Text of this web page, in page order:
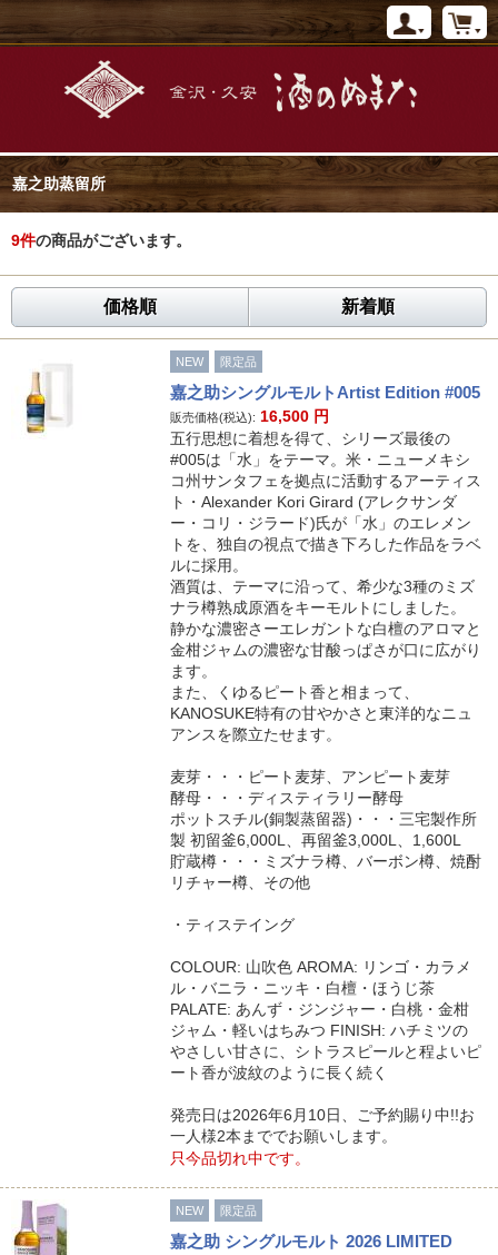
嘉之助蒸留所
9件の商品がございます。
価格順 新着順
NEW 限定品
嘉之助シングルモルトArtist Edition #005
販売価格(税込): 16,500 円
五行思想に着想を得て、シリーズ最後の
#005は「水」をテーマ。米・ニューメキシ
コ州サンタフェを拠点に活動するアーティス
ト・Alexander Kori Girard (アレクサンダ
ー・コリ・ジラード)氏が「水」のエレメン
トを、独自の視点で描き下ろした作品をラベ
ルに採用。
酒質は、テーマに沿って、希少な3種のミズ
ナラ樽熟成原酒をキーモルトにしました。
静かな濃密さーエレガントな白檀のアロマと
金柑ジャムの濃密な甘酸っぱさが口に広がり
ます。
また、くゆるピート香と相まって、
KANOSUKE特有の甘やかさと東洋的なニュ
アンスを際立たせます。
麦芽・・・ピート麦芽、アンピート麦芽
酵母・・・ディスティラリー酵母
ポットスチル(銅製蒸留器)・・・三宅製作所
製 初留釜6,000L、再留釜3,000L、1,600L
貯蔵樽・・・ミズナラ樽、バーボン樽、焼酎
リチャー樽、その他
・ティステイング
COLOUR: 山吹色 AROMA: リンゴ・カラメ
ル・バニラ・ニッキ・白檀・ほうじ茶
PALATE: あんず・ジンジャー・白桃・金柑
ジャム・軽いはちみつ FINISH: ハチミツの
やさしい甘さに、シトラスピールと程よいピ
ート香が波紋のように長く続く
発売日は2026年6月10日、ご予約賜り中!!お
一人様2本まででお願いします。
只今品切れ中です。
NEW 限定品
嘉之助 シングルモルト 2026 LIMITED